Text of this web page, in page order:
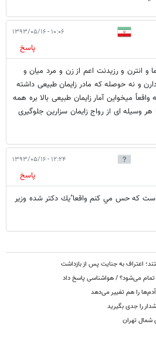
۱۰:۰۶ - ۱۳۹۳/۰۵/۱۶
پاسخ
و انترن و رزیدنت اعم از زن و مرد میان و
و نه حوصله که مادر زایمان طبیعی داشته
میخواین آمار زایمان طبیعی بالا بره همه
هر وسیله ای از رواج زایمان سزارین جلوگیری
۱۲:۲۴ - ۱۳۹۳/۰۵/۱۶
پاسخ
است كه حس مي كنم واقعا"‌يك دكتر شده وزير
اعتراف به جنایت پس از بازداشت
تمام می‌شود؟ / هواشناسی پاسخ داد
را هم تغییر می‌دهد
را جدی بگیرید
شمال تهران